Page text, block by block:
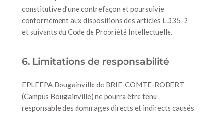
constitutive d’une contrefaçon et poursuivie
conformément aux dispositions des articles L.335-2
et suivants du Code de Propriété Intellectuelle.
6. Limitations de responsabilité
EPLEFPA Bougainville de BRIE-COMTE-ROBERT
(Campus Bougainville) ne pourra être tenu
responsable des dommages directs et indirects causés